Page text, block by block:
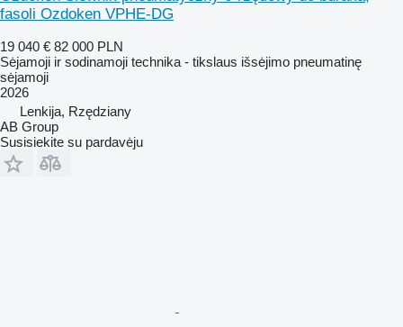
fasoli Ozdoken VPHE-DG
19 040 € 82 000 PLN
Sėjamoji ir sodinamoji technika - tikslaus išsėjimo pneumatinę
sėjamoji
2026
Lenkija, Rzędziany
AB Group
Susisiekite su pardavėju